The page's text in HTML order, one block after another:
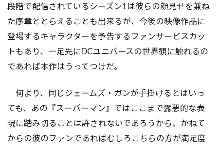
段階で配信されているシーズン1は彼らの顔見せを兼ね
た序章ととらえることも出来るが、今後の映像作品に
登場するキャラクターを予告するファンサービスカッ
トもあり、一足先にDCユニバースの世界観に触れるの
であれば本作はうってつけだ。
何より、同じジェームズ・ガンが手掛けるとはいっ
ても、あの『スーパーマン』ではここまで露悪的な表
現に踏み切ることは許されないであろうから、かねて
からの彼のファンであればむしろこちらの方が満足度